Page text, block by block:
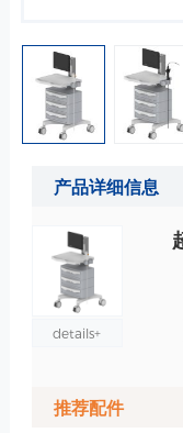
产品详细信息
details+
推荐配件